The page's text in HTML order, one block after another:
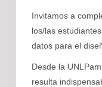
Invitamos a
los/las
datos para el
Desde la
resulta